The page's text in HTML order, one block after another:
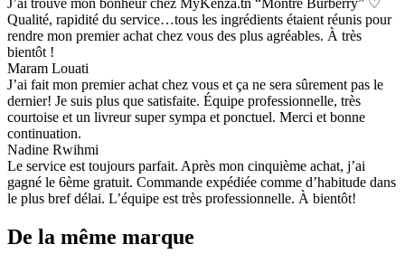
J’ai trouvé mon bonheur chez MyKenza.tn “Montre Burberry” ♡
Qualité, rapidité du service…tous les ingrédients étaient réunis pour
rendre mon premier achat chez vous des plus agréables. À très
bientôt !
Maram Louati
J’ai fait mon premier achat chez vous et ça ne sera sûrement pas le
dernier! Je suis plus que satisfaite. Équipe professionnelle, très
courtoise et un livreur super sympa et ponctuel. Merci et bonne
continuation.
Nadine Rwihmi
Le service est toujours parfait. Après mon cinquième achat, j’ai
gagné le 6ème gratuit. Commande expédiée comme d’habitude dans
le plus bref délai. L’équipe est très professionnelle. À bientôt!
De la même marque